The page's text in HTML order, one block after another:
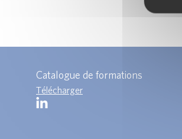
Catalogue de formations
Télécharger